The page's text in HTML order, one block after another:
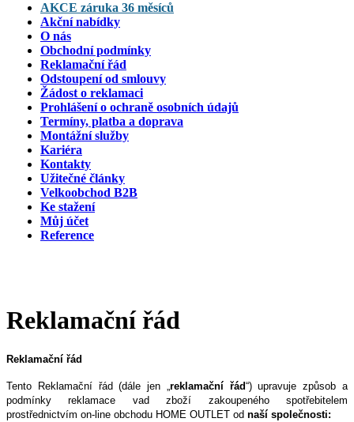
AKCE záruka 36 měsíců
Akční nabídky
O nás
Obchodní podmínky
Reklamační řád
Odstoupení od smlouvy
Žádost o reklamaci
Prohlášení o ochraně osobních údajů
Termíny, platba a doprava
Montážní služby
Kariéra
Kontakty
Užitečné články
Velkoobchod B2B
Ke stažení
Můj účet
Reference
Reklamační řád
Reklamační řád
Tento Reklamační řád (dále jen „reklamační řád“) upravuje způsob a
podmínky reklamace vad zboží zakoupeného spotřebitelem
prostřednictvím on-line obchodu HOME OUTLET od naší společnosti: